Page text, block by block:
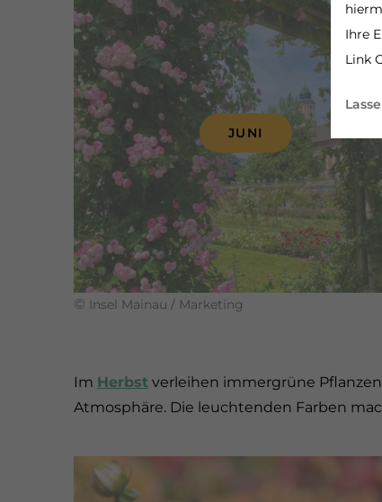
Ihre
Link
© Insel Mainau / Marketing
JUNI
Im Herbst verleihen immergrüne
Atmosphäre. Die leuchtenden Farben